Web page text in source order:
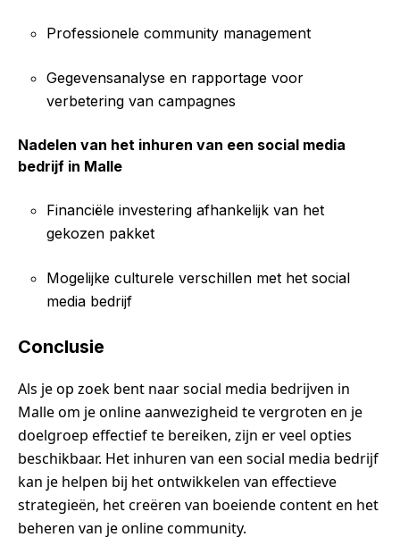
Professionele community management
Gegevensanalyse en rapportage voor
verbetering van campagnes
Nadelen van het inhuren van een social media
bedrijf in Malle
Financiële investering afhankelijk van het
gekozen pakket
Mogelijke culturele verschillen met het social
media bedrijf
Conclusie
Als je op zoek bent naar social media bedrijven in
Malle om je online aanwezigheid te vergroten en je
doelgroep effectief te bereiken, zijn er veel opties
beschikbaar. Het inhuren van een social media bedrijf
kan je helpen bij het ontwikkelen van effectieve
strategieën, het creëren van boeiende content en het
beheren van je online community.